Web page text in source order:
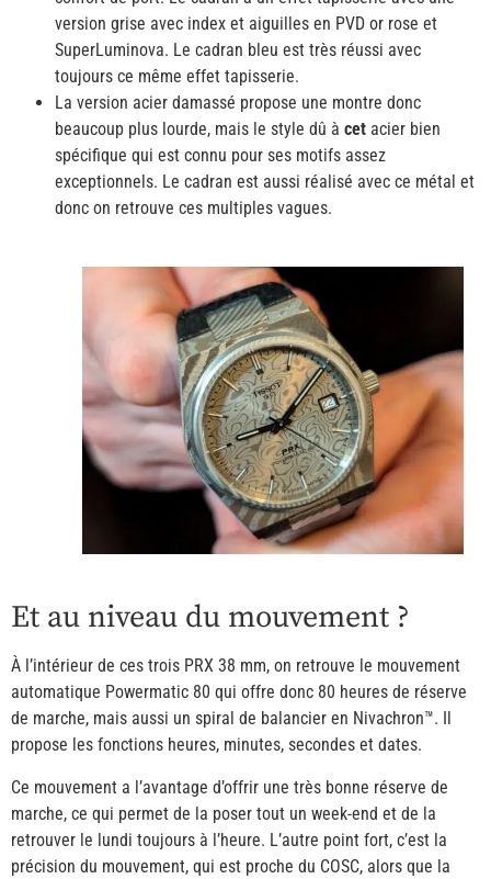
version grise avec index et aiguilles en PVD or rose et
SuperLuminova. Le cadran bleu est très réussi avec
toujours ce même effet tapisserie.
La version acier damassé propose une montre donc
beaucoup plus lourde, mais le style dû à cet acier bien
spécifique qui est connu pour ses motifs assez
exceptionnels. Le cadran est aussi réalisé avec ce métal et
donc on retrouve ces multiples vagues.
Et au niveau du mouvement ?
À l’intérieur de ces trois PRX 38 mm, on retrouve le mouvement
automatique Powermatic 80 qui offre donc 80 heures de réserve
de marche, mais aussi un spiral de balancier en Nivachron™. Il
propose les fonctions heures, minutes, secondes et dates.
Ce mouvement a l’avantage d’offrir une très bonne réserve de
marche, ce qui permet de la poser tout un week-end et de la
retrouver le lundi toujours à l’heure. L’autre point fort, c’est la
précision du mouvement, qui est proche du COSC, alors que la